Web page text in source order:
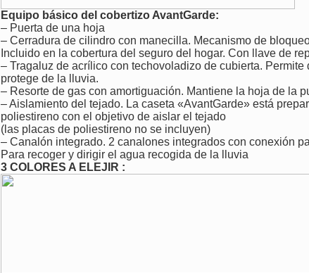
Equipo básico del cobertizo AvantGarde:
– Puerta de una hoja
– Cerradura de cilindro con manecilla. Mecanismo de
Incluido en la cobertura del seguro del hogar. Con llave de
– Tragaluz de acrílico con techovoladizo de cubierta.
protege de la lluvia.
– Resorte de gas con amortiguación. Mantiene la hoja de la
– Aislamiento del tejado. La caseta «AvantGarde» está
poliestireno con el objetivo de aislar el tejado
(las placas de poliestireno no se incluyen)
– Canalón integrado. 2 canalones integrados con conexión
Para recoger y dirigir el agua recogida de la lluvia
3 COLORES A ELEJIR :